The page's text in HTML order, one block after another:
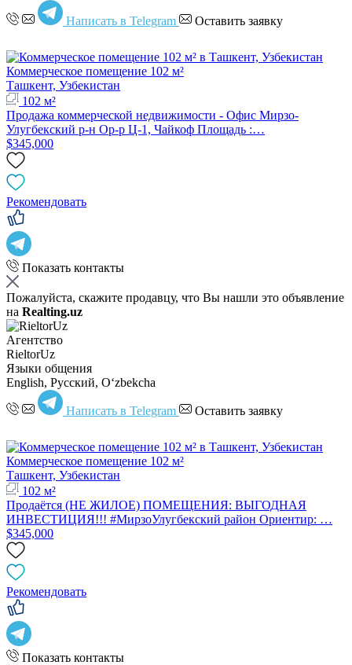
Написать в Telegram Оставить заявку
Коммерческое помещение 102 м²
Ташкент, Узбекистан
102 м²
Продажа коммерческой недвижимости - Офис Мирзо-
Улугбекский р-н Ор-р Ц-1, Чайкоф Площадь :…
$345,000
Рекомендовать
Показать контакты
Пожалуйста, скажите продавцу, что Вы нашли это объявление
на Realting.uz
Агентство
RieltorUz
Языки общения
English, Русский, Oʻzbekcha
Написать в Telegram Оставить заявку
Коммерческое помещение 102 м²
Ташкент, Узбекистан
102 м²
Продаётся (НЕ ЖИЛОЕ) ПОМЕЩЕНИЯ: ВЫГОДНАЯ
ИНВЕСТИЦИЯ!!! #МирзоУлугбекский район Ориентир: …
$345,000
Рекомендовать
Показать контакты